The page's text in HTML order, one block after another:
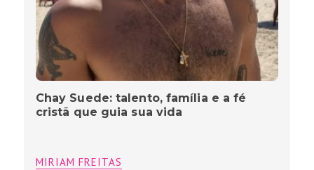
Chay Suede: talento, família e a fé
cristã que guia sua vida
MIRIAM FREITAS